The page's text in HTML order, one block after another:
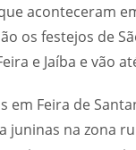
aconteceram
os festejos de
e Jaíba e vão
Feira de
juninas na zona